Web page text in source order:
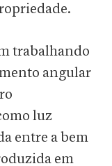
trabalhando
angular
luz
entre a bem
em